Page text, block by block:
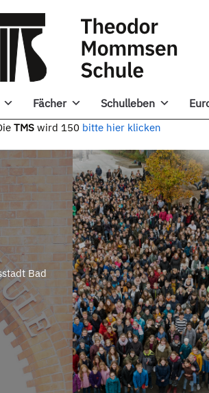
Fächer Schulleben
TMS wird 150 bitte hier klicken
Bad